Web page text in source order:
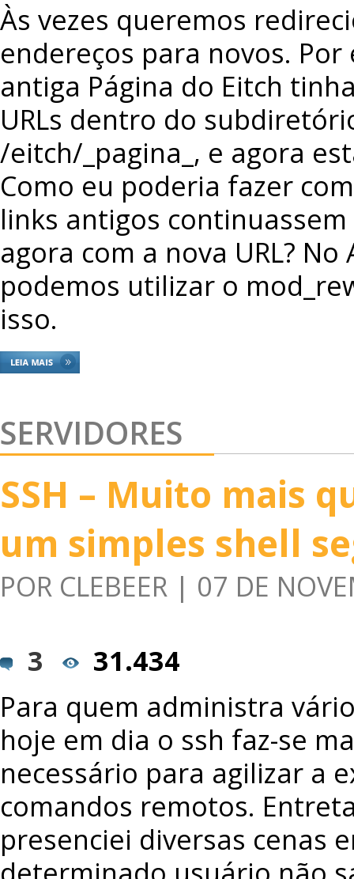
Às vezes queremos
endereços para novos. Por
antiga Página do Eitch
URLs dentro do
/eitch/_pagina_, e agora
Como eu poderia fazer
links antigos
agora com a nova URL? No
podemos utilizar o
isso.
SERVIDORES
SSH – Muito mais
um simples shell
POR CLEBEER | 07 DE
3
31.434
Para quem administra
hoje em dia o ssh faz-se
necessário para agilizar a
comandos remotos.
presenciei diversas cenas